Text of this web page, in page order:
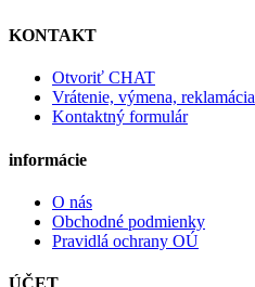
KONTAKT
Otvoriť CHAT
Vrátenie, výmena, reklamácia
Kontaktný formulár
informácie
O nás
Obchodné podmienky
Pravidlá ochrany OÚ